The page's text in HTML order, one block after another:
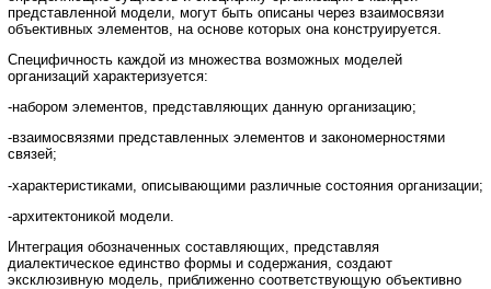
представленной модели, могут быть описаны через взаимосвязи
объективных элементов, на основе которых она конструируется.
Специфичность каждой из множества возможных моделей
организаций характеризуется:
-набором элементов, представляющих данную организацию;
-взаимосвязями представленных элементов и закономерностями
связей;
-характеристиками, описывающими различные состояния организации;
-архитектоникой модели.
Интеграция обозначенных составляющих, представляя
диалектическое единство формы и содержания, создают
эксклюзивную модель, приближенно соответствующую объективно